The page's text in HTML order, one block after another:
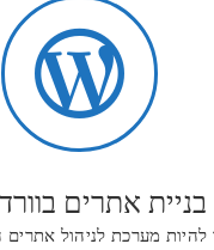

בניית אתרים
להיות מערכת לניהול אתרים